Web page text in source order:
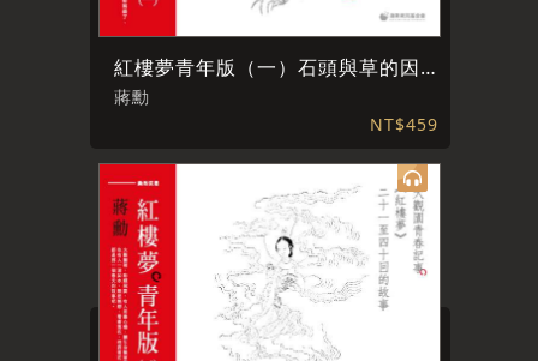
紅樓夢青年版（一）石頭與草的因果
蔣勳
NT$459